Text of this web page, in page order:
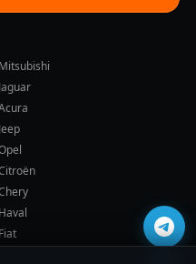
Mitsubishi
Jaguar
Jeep
Haval
Fiat